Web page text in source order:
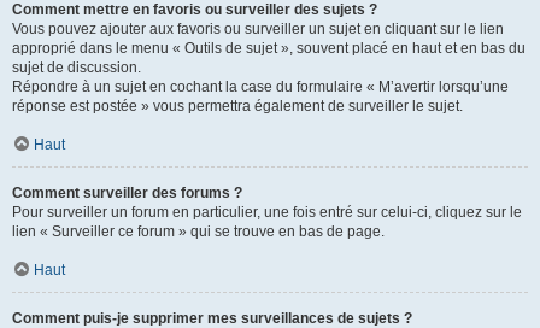
Comment mettre en favoris ou surveiller des sujets ?
Vous pouvez ajouter aux favoris ou surveiller un sujet en cliquant sur le lien
approprié dans le menu « Outils de sujet », souvent placé en haut et en bas du
sujet de discussion.
Répondre à un sujet en cochant la case du formulaire « M’avertir lorsqu’une
réponse est postée » vous permettra également de surveiller le sujet.
Haut
Comment surveiller des forums ?
Pour surveiller un forum en particulier, une fois entré sur celui-ci, cliquez sur le
lien « Surveiller ce forum » qui se trouve en bas de page.
Haut
Comment puis-je supprimer mes surveillances de sujets ?